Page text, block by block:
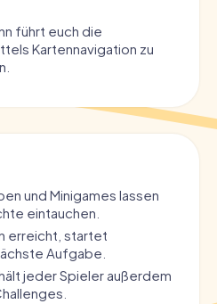
führt euch die
Kartennavigation zu
und Minigames lassen
eintauchen.
erreicht, startet
Aufgabe.
jeder Spieler außerdem